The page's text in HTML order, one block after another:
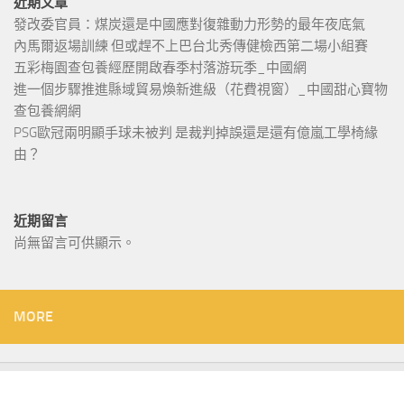
發改委官員：煤炭還是中國應對復雜動力形勢的最年夜底氣
內馬爾返場訓練 但或趕不上巴台北秀傳健檢西第二場小組賽
五彩梅園查包養經歷開啟春季村落游玩季_中國網
進一個步驟推進縣域貿易煥新進級（花費視窗）_中國甜心寶物
查包養網網
PSG歐冠兩明顯手球未被判 是裁判掉誤還是還有億嵐工學椅緣
由？
近期留言
尚無留言可供顯示。
MORE